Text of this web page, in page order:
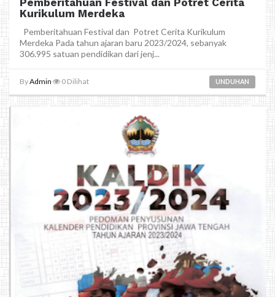
Kurikulum Merdeka
Pemberitahuan Festival dan Potret Cerita Kurikulum
Merdeka Pada tahun ajaran baru 2023/2024, sebanyak
306.995 satuan pendidikan dari jenj...
ByAdmin 0 Dilihat UNDUHAN